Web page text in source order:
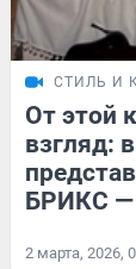
СТИЛЬ И
От этой
взгляд:
БРИКС —
2 марта, 2026,